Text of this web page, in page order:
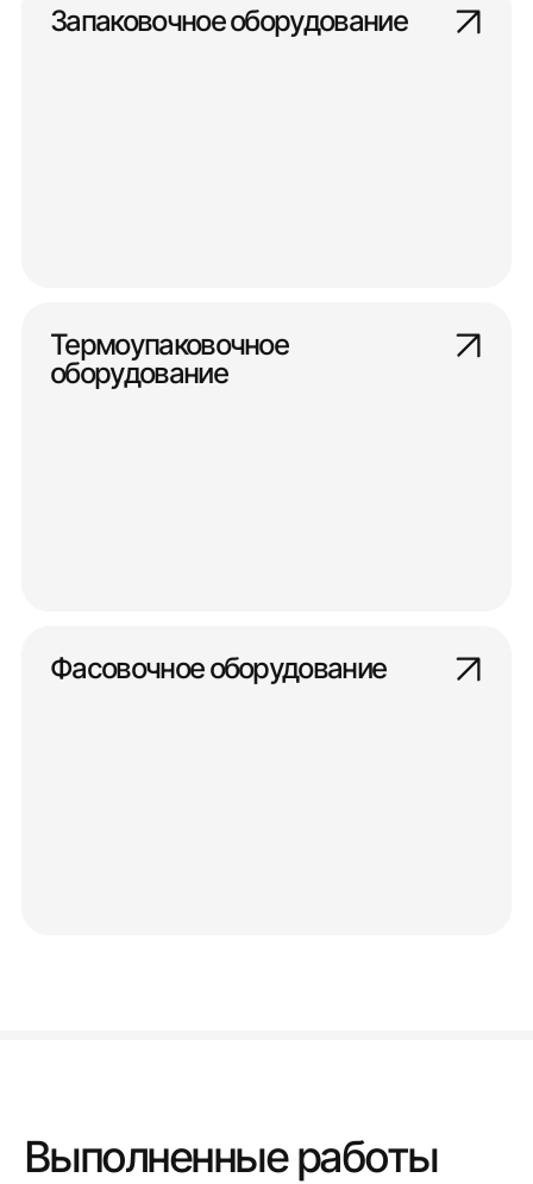
Запаковочное оборудование
Термоупаковочное
оборудование
Фасовочное оборудование
Выполненные работы